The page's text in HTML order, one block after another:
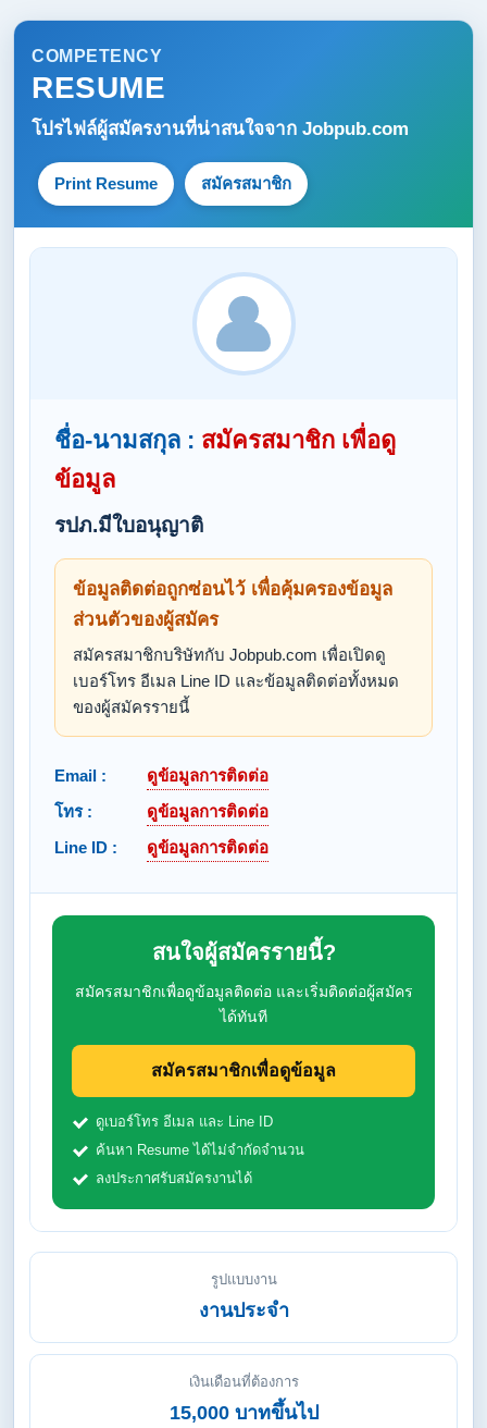
COMPETENCY
RESUME
โปรไฟล์ผู้สมัครงานที่น่าสนใจจาก Jobpub.com
Print Resume สมัครสมาชิก
ชื่อ-นามสกุล : สมัครสมาชิก เพื่อดู
ข้อมูล
รปภ.มีใบอนุญาติ
ข้อมูลติดต่อถูกซ่อนไว้ เพื่อคุ้มครองข้อมูล
ส่วนตัวของผู้สมัคร
สมัครสมาชิกบริษัทกับ Jobpub.com เพื่อเปิดดู
เบอร์โทร อีเมล Line ID และข้อมูลติดต่อทั้งหมด
ของผู้สมัครรายนี้
Email :
ดูข้อมูลการติดต่อ
โทร :
ดูข้อมูลการติดต่อ
Line ID :
ดูข้อมูลการติดต่อ
สนใจผู้สมัครรายนี้?
สมัครสมาชิกเพื่อดูข้อมูลติดต่อ และเริ่มติดต่อผู้สมัคร
ได้ทันที
สมัครสมาชิกเพื่อดูข้อมูล
ดูเบอร์โทร อีเมล และ Line ID
ค้นหา Resume ได้ไม่จำกัดจำนวน
ลงประกาศรับสมัครงานได้
รูปแบบงาน
งานประจำ
เงินเดือนที่ต้องการ
15,000 บาทขึ้นไป